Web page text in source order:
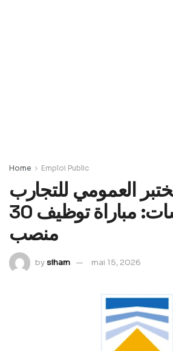
Home Emploi Public
العمومي للتجارب
والدراسات: مباراة توظيف 30
منصب
bysiham mai 15, 2026